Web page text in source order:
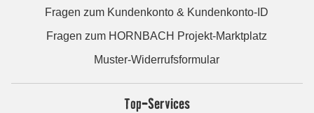
Fragen zum Kundenkonto & Kundenkonto-ID
Fragen zum HORNBACH Projekt-Marktplatz
Muster-Widerrufsformular
Top-Services